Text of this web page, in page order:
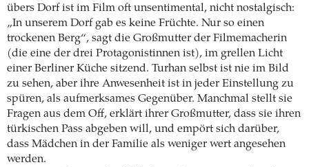
übers Dorf ist im Film oft unsentimental, nicht nostalgisch:
„In unserem Dorf gab es keine Früchte. Nur so einen
trockenen Berg“, sagt die Großmutter der Filmemacherin
(die eine der drei Protagonistinnen ist), im grellen Licht
einer Berliner Küche sitzend. Turhan selbst ist nie im Bild
zu sehen, aber ihre Anwesenheit ist in jeder Einstellung zu
spüren, als aufmerksames Gegenüber. Manchmal stellt sie
Fragen aus dem Off, erklärt ihrer Großmutter, dass sie ihren
türkischen Pass abgeben will, und empört sich darüber,
dass Mädchen in der Familie als weniger wert angesehen
werden.